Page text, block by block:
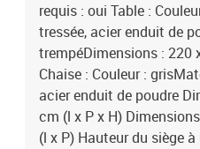
requis : oui Table :
tressée, acier enduit de
trempéDimensions : 220
Chaise : Couleur :
acier enduit de poudre
cm (l x P x H)
(l x P) Hauteur du siège